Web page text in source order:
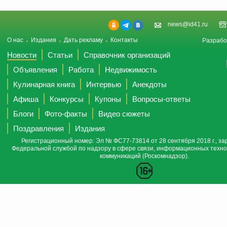
news@id41.ru
О нас Издания Дать рекламу Контакты
Новости Статьи
Справочник организаций
Объявления
Работа
Недвижимость
Кулинарная книга
Интервью
Анекдоты
Афиша
Конкурсы Купоны
Вопросы-ответы
Блоги
Фото-факты
Видео сюжеты
Поздравления
Издания
Регистрационный номер: Эл № ФС77-73814 от 28 сентября 2018 г.,
Федеральной службой по надзору в сфере связи, информационных
коммуникаций (Роскомнадзор).